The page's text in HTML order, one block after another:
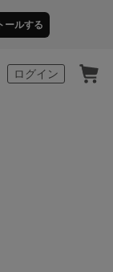
ールする
ログイン